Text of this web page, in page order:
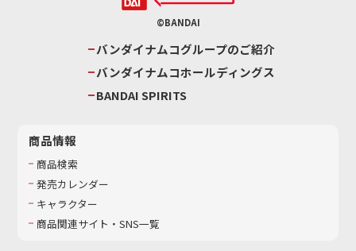
©BANDAI
バンダイナムコグループのご紹介
バンダイナムコホールディングス
BANDAI SPIRITS
商品情報
商品検索
発売カレンダー
キャラクター
商品関連サイト・SNS一覧